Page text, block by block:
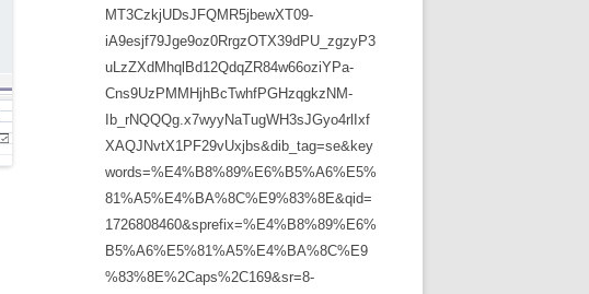
MT3CzkjUDsJFQMR5jbewXT09-
iA9esjf79Jge9oz0RrgzOTX39dPU_zgzyP3
uLzZXdMhqlBd12QdqZR84w66oziYPa-
Cns9UzPMMHjhBcTwhfPGHzqgkzNM-
Ib_rNQQQg.x7wyyNaTugWH3sJGyo4rlIxf
XAQJNvtX1PF29vUxjbs&dib_tag=se&key
words=%E4%B8%89%E6%B5%A6%E5%
81%A5%E4%BA%8C%E9%83%8E&qid=
1726808460&sprefix=%E4%B8%89%E6%
B5%A6%E5%81%A5%E4%BA%8C%E9
%83%8E%2Caps%2C169&sr=8-